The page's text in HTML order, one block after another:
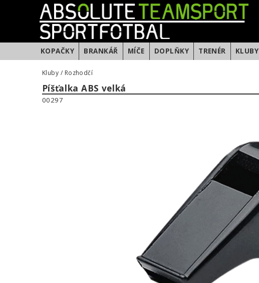
KOPAČKY BRANKÁŘ MÍČE DOPLŇKY TRENÉR KLUBY
Kluby / Rozhodčí
Píšťalka ABS velká
00297